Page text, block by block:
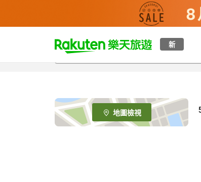
新
t
p
e
_
s
地圖檢視